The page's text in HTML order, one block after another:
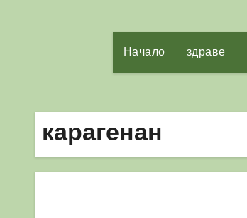
Начало здраве
карагенан